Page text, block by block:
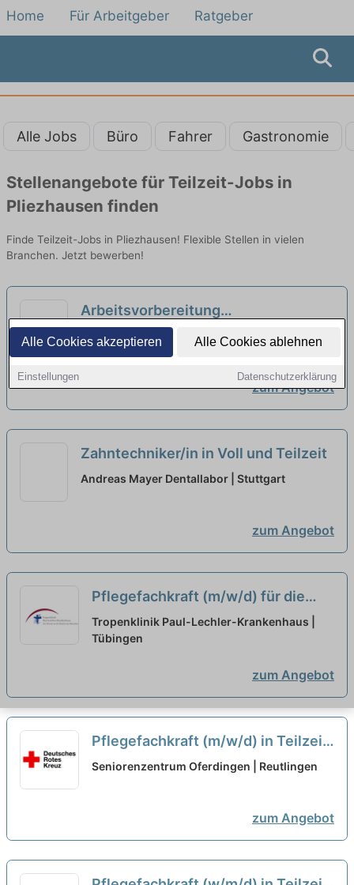
Alle Cookies akzeptieren Alle Cookies ablehnen
Einstellungen Datenschutzerklärung
Home Für Arbeitgeber Ratgeber
Alle Jobs Büro Fahrer Gastronomie
Stellenangebote für Teilzeit-Jobs in
Pliezhausen finden
Finde Teilzeit-Jobs in Pliezhausen! Flexible Stellen in vielen
Branchen. Jetzt bewerben!
Arbeitsvorbereitung
Zahntechnische Labor Dentallabor
Voll/und Teilzeit
Andreas Mayer Dentallabor | Stuttgart
zum Angebot
Zahntechniker/in in Voll und Teilzeit
Andreas Mayer Dentallabor | Stuttgart
zum Angebot
Pflegefachkraft (m/w/d) für die
Aufnahmestation in Teilzeit (50-
80%) - Werden Sie jetzt Teil
Tropenklinik Paul-Lechler-Krankenhaus |
Tübingen
zum Angebot
Pflegefachkraft (m/w/d) in Teilzeit
(50-80%) - Deine neue berufliche
Seniorenzentrum Oferdingen | Reutlingen
zum Angebot